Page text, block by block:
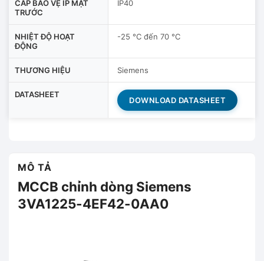
CẤP BẢO VỆ IP MẶT
TRƯỚC
IP40
NHIỆT ĐỘ HOẠT
ĐỘNG
-25 °C đến 70 °C
THƯƠNG HIỆU Siemens
DATASHEET
DOWNLOAD DATASHEET
MÔ TẢ
MCCB chỉnh dòng Siemens
3VA1225-4EF42-0AA0